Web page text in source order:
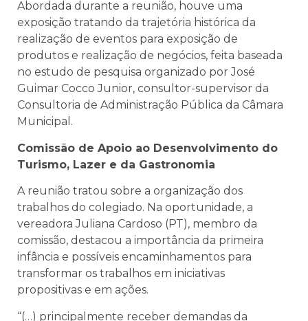
Abordada durante a reunião, houve uma
exposição tratando da trajetória histórica da
realização de eventos para exposição de
produtos e realização de negócios, feita baseada
no estudo de pesquisa organizado por José
Guimar Cocco Junior, consultor-supervisor da
Consultoria de Administração Pública da Câmara
Municipal.
Comissão de Apoio ao Desenvolvimento do
Turismo, Lazer e da Gastronomia
A reunião tratou sobre a organização dos
trabalhos do colegiado. Na oportunidade, a
vereadora Juliana Cardoso (PT), membro da
comissão, destacou a importância da primeira
infância e possíveis encaminhamentos para
transformar os trabalhos em iniciativas
propositivas e em ações.
“(…) principalmente receber demandas da